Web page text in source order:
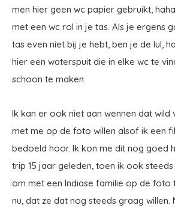
men hier geen wc papier gebruikt,
met een wc rol in je tas. Als je ergens
tas even niet bij je hebt, ben je de lul,
hier een waterspuit die in elke wc te
schoon te maken.
Ik kan er ook niet aan wennen dat wild
met me op de foto willen alsof ik een
bedoeld hoor. Ik kon me dit nog goed
trip 15 jaar geleden, toen ik ook
om met een Indiase familie op de foto
nu, dat ze dat nog steeds graag willen.